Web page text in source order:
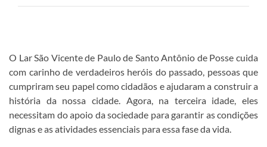
O Lar São Vicente de Paulo de Santo Antônio de Posse cuida
com carinho de verdadeiros heróis do passado, pessoas que
cumpriram seu papel como cidadãos e ajudaram a construir a
história da nossa cidade. Agora, na terceira idade, eles
necessitam do apoio da sociedade para garantir as condições
dignas e as atividades essenciais para essa fase da vida.